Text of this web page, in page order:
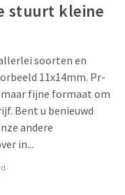
stuurt kleine
soorten en
11x14mm. Pr-
maar fijne formaat om
Bent u benieuwd
andere
in...